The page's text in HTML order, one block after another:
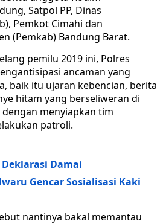
Satpol PP, Dinas
Pemkot Cimahi dan
(Pemkab) Bandung Barat.
pemilu 2019 ini, Polres
ancaman yang
baik itu ujaran kebencian, berita
hitam yang berseliweran di
menyiapkan tim
patroli.
Damai
Gencar Sosialisasi Kaki
nantinya bakal memantau